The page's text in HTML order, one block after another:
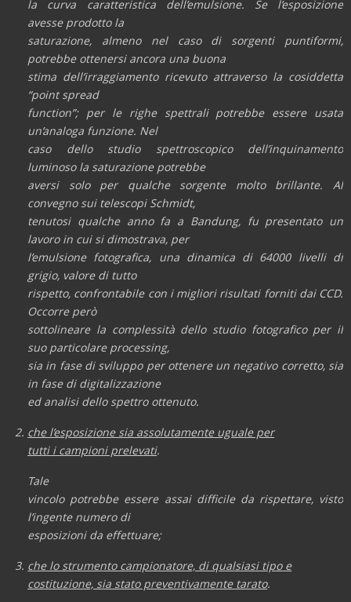
la curva caratteristica dell’emulsione. Se l’esposizione
avesse prodotto la
saturazione, almeno nel caso di sorgenti puntiformi,
potrebbe ottenersi ancora una buona
stima dell’irraggiamento ricevuto attraverso la cosiddetta
“point spread
function”; per le righe spettrali potrebbe essere usata
un’analoga funzione. Nel
caso dello studio spettroscopico dell’inquinamento
luminoso la saturazione potrebbe
aversi solo per qualche sorgente molto brillante. Al
convegno sui telescopi Schmidt,
tenutosi qualche anno fa a Bandung, fu presentato un
lavoro in cui si dimostrava, per
l’emulsione fotografica, una dinamica di 64000 livelli di
grigio, valore di tutto
rispetto, confrontabile con i migliori risultati forniti dai CCD.
Occorre però
sottolineare la complessità dello studio fotografico per il
suo particolare processing,
sia in fase di sviluppo per ottenere un negativo corretto, sia
in fase di digitalizzazione
ed analisi dello spettro ottenuto.
che l’esposizione sia assolutamente uguale per
tutti i campioni prelevati.
Tale
vincolo potrebbe essere assai difficile da rispettare, visto
l’ingente numero di
esposizioni da effettuare;
che lo strumento campionatore, di qualsiasi tipo e
costituzione, sia stato preventivamente tarato.